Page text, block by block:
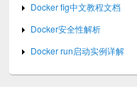
Docker fig中文教程文档
Docker安全性解析
Docker run启动实例详解